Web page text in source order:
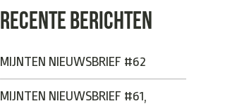
RECENTE BERICHTEN
MIJNTEN NIEUWSBRIEF #62
MIJNTEN NIEUWSBRIEF #61,